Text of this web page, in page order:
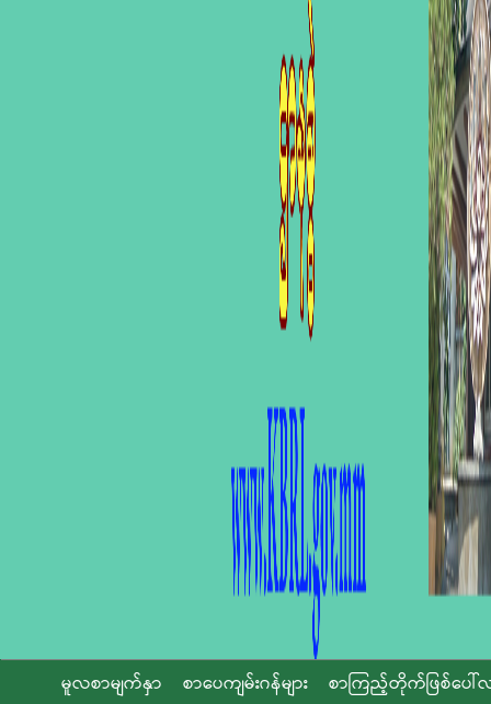
မူလစာမျက်နှာ စာပေကျမ်းဂန်များ
စာကြည့်တိုက်ဖြစ်ပေါ်